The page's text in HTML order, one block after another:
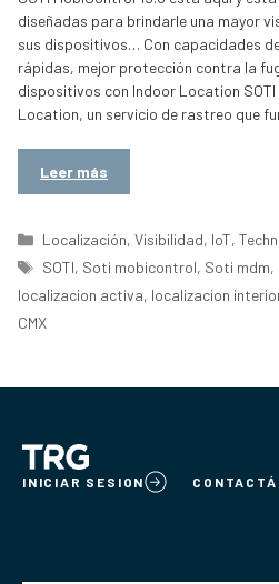
diseñadas para brindarle una mayor
sus dispositivos… Con capacidades
rápidas, mejor protección contra la
dispositivos con Indoor Location
Location, un servicio de rastreo que
Leer más
Categorías
Localización,Visibilidad, IoT,
Etiquetas
SOTI, Soti mobicontrol, Soti mdm,
localizacion activa, localizacion
CMX
INICIAR SESION CONTACTÁ